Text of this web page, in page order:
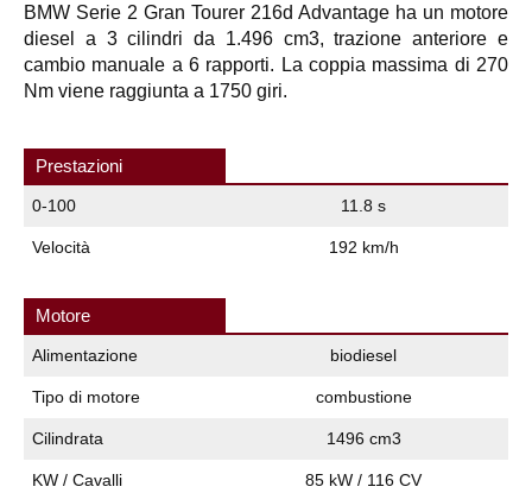
BMW Serie 2 Gran Tourer 216d Advantage ha un motore
diesel a 3 cilindri da 1.496 cm3, trazione anteriore e
cambio manuale a 6 rapporti. La coppia massima di 270
Nm viene raggiunta a 1750 giri.
Prestazioni
0-100 11.8 s
Velocità 192 km/h
Motore
Alimentazione biodiesel
Tipo di motore combustione
Cilindrata 1496 cm3
KW / Cavalli 85 kW / 116 CV